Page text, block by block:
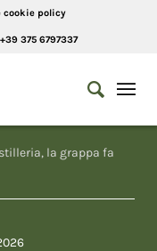
cookie policy
375 6797337
la grappa fa